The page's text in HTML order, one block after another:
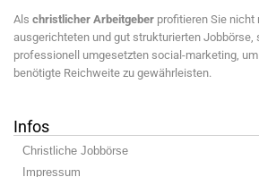
Als christlicher Arbeitgeber profitieren Sie nicht
ausgerichteten und gut strukturierten Jobbörse,
professionell umgesetzten social-marketing,
benötigte Reichweite zu gewährleisten.
Infos
Christliche Jobbörse
Impressum